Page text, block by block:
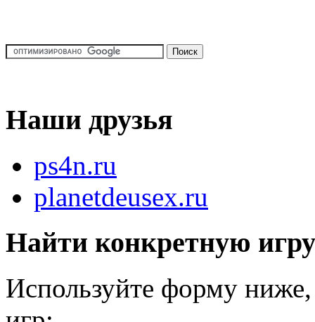
Наши друзья
ps4n.ru
planetdeusex.ru
Найти конкретную
Используйте форму